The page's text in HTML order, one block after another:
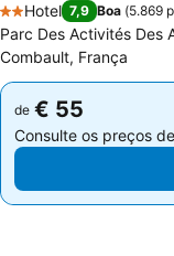
2 Estrelas
Hotel 7,9 Boa (5.869
Parc Des Activités Des
Combault, França
de € 55
Consulte os preços de
de € 55
Consulte os preços de